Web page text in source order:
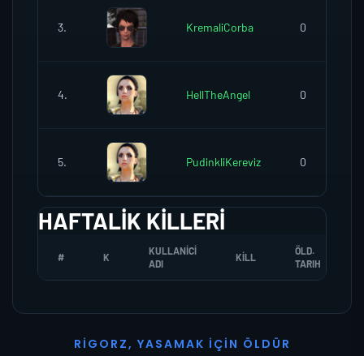
3. KremaliCorba 0
4. HellTheAngel 0
5. PudinkliKereviz 0
HAFTALIK KILLERI
# K
KULLANICI
ADI
KILL
ÖLD.
TARIH
R I G O R Z, YASAMAK İ ÇI N Ö L D Ü R